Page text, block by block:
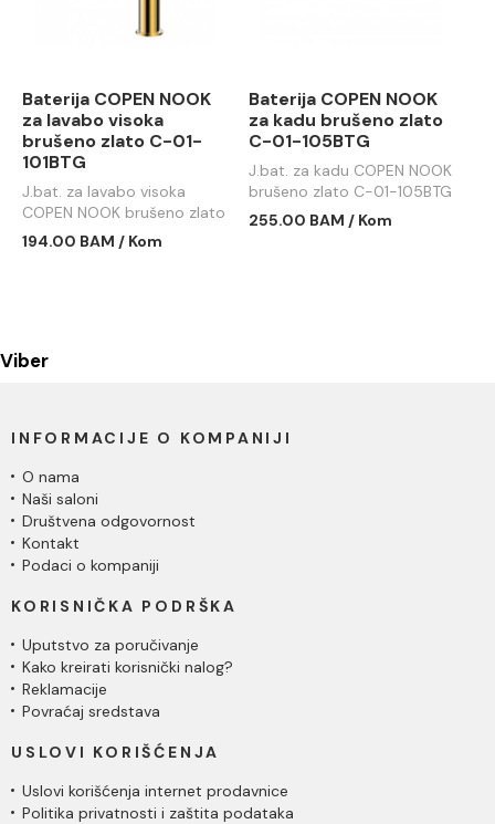
Baterija COPEN NOOK
za lavabo visoka
brušeno zlato C-01-
101BTG
J.bat. za lavabo visoka
COPEN NOOK brušeno zlato
C-01-101BTG
194.00 BAM / Kom
Baterija COPEN NOOK
za kadu brušeno zlato
C-01-105BTG
J.bat. za kadu COPEN NOOK
brušeno zlato C-01-105BTG
255.00 BAM / Kom
Viber
INFORMACIJE O KOMPANIJI
O nama
Naši saloni
Društvena odgovornost
Kontakt
Podaci o kompaniji
KORISNIČKA PODRŠKA
Uputstvo za poručivanje
Kako kreirati korisnički nalog?
Reklamacije
Povraćaj sredstava
USLOVI KORIŠĆENJA
Uslovi korišćenja internet prodavnice
Politika privatnosti i zaštita podataka